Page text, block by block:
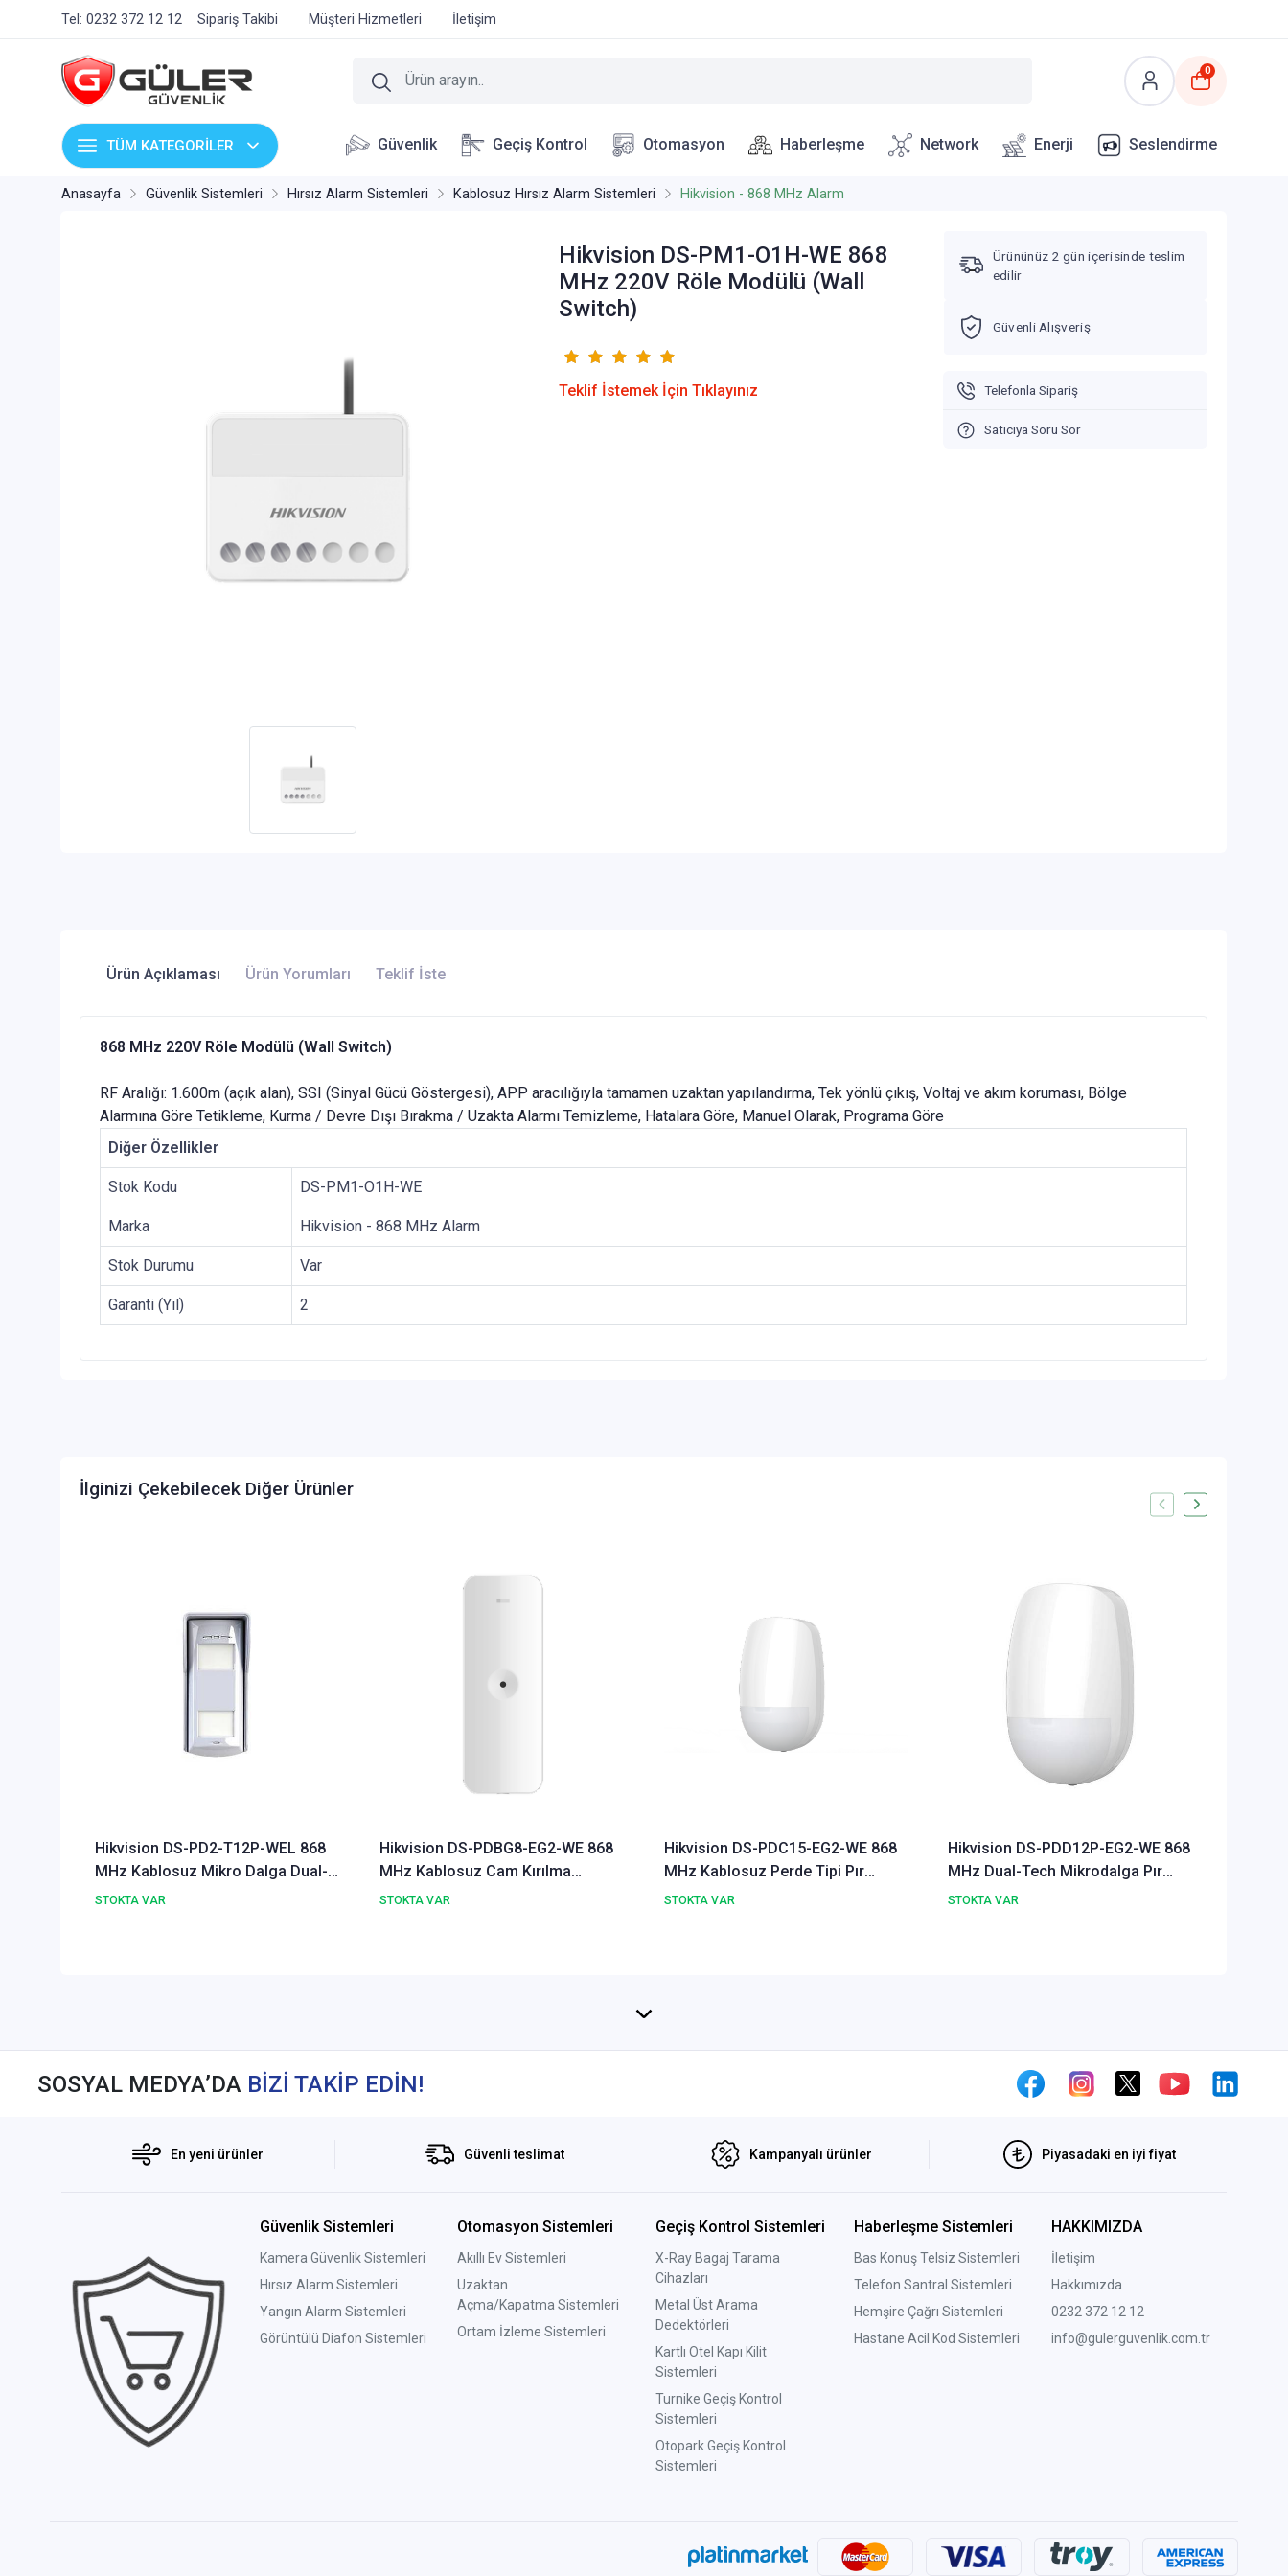
Tel: 0232 372 12 12 Sipariş Takibi Müşteri Hizmetleri İletişim
0
TÜM KATEGORİLER Güvenlik Geçiş Kontrol Otomasyon Haberleşme Network Enerji Seslendirme
Anasayfa Güvenlik Sistemleri Hırsız Alarm Sistemleri Kablosuz Hırsız Alarm Sistemleri Hikvision - 868 MHz Alarm
Hikvision DS-PM1-O1H-WE 868
MHz 220V Röle Modülü (Wall
Switch)
Teklif İstemek İçin Tıklayınız
Ürününüz 2 gün içerisinde teslim
edilir
Güvenli Alışveriş
Telefonla Sipariş
Satıcıya Soru Sor
Ürün Açıklaması Ürün Yorumları Teklif İste
868 MHz 220V Röle Modülü (Wall Switch)
RF Aralığı: 1.600m (açık alan), SSI (Sinyal Gücü Göstergesi), APP aracılığıyla tamamen uzaktan yapılandırma, Tek yönlü çıkış, Voltaj ve akım koruması, Bölge
Alarmına Göre Tetikleme, Kurma / Devre Dışı Bırakma / Uzakta Alarmı Temizleme, Hatalara Göre, Manuel Olarak, Programa Göre
Diğer Özellikler
Stok Kodu DS-PM1-O1H-WE
Marka Hikvision - 868 MHz Alarm
Stok Durumu Var
Garanti (Yıl) 2
İlginizi Çekebilecek Diğer Ürünler
Hikvision DS-PD2-T12P-WEL 868
MHz Kablosuz Mikro Dalga Dual-
Tech Pet Pır Dedektör
STOKTA VAR
Hikvision DS-PDBG8-EG2-WE 868
MHz Kablosuz Cam Kırılma
Dedektörü
STOKTA VAR
Hikvision DS-PDC15-EG2-WE 868
MHz Kablosuz Perde Tipi Pır
Dedektör
STOKTA VAR
Hikvision DS-PDD12P-EG2-WE 868
MHz Dual-Tech Mikrodalga Pır
Dedektör
STOKTA VAR
SOSYAL MEDYA’DA BİZİ TAKİP EDİN!
En yeni ürünler Güvenli teslimat Kampanyalı ürünler Piyasadaki en iyi fiyat
Güvenlik Sistemleri
Kamera Güvenlik Sistemleri
Hırsız Alarm Sistemleri
Yangın Alarm Sistemleri
Görüntülü Diafon Sistemleri
Otomasyon Sistemleri
Akıllı Ev Sistemleri
Uzaktan
Açma/Kapatma Sistemleri
Ortam İzleme Sistemleri
Geçiş Kontrol Sistemleri
X-Ray Bagaj Tarama
Cihazları
Metal Üst Arama
Dedektörleri
Kartlı Otel Kapı Kilit
Sistemleri
Turnike Geçiş Kontrol
Sistemleri
Otopark Geçiş Kontrol
Sistemleri
Haberleşme Sistemleri
Bas Konuş Telsiz Sistemleri
Telefon Santral Sistemleri
Hemşire Çağrı Sistemleri
Hastane Acil Kod Sistemleri
HAKKIMIZDA
İletişim
Hakkımızda
0232 372 12 12
info@gulerguvenlik.com.tr